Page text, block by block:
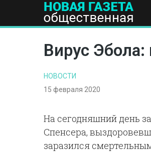
ПОЛИТИКА ОБЩЕСТВО
Вирус
НОВОСТИ
15 февраля 2020
На сегодняшний день
Спенсера,
заразился